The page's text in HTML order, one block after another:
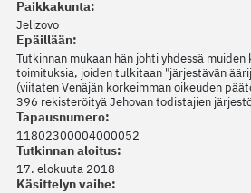
Paikkakunta:
Jelizovo
Epäillään:
Tutkinnan mukaan hän johti yhdessä muiden
toimituksia, joiden tulkitaan "järjestävän
(viitaten Venäjän korkeimman oikeuden
396 rekisteröityä Jehovan todistajien
Tapausnumero:
11802300004000052
Tutkinnan aloitus:
17. elokuuta 2018
Käsittelyn vaihe: